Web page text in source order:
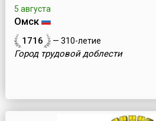
5 августа
Омск
1716 — 310-летие
Город трудовой доблести